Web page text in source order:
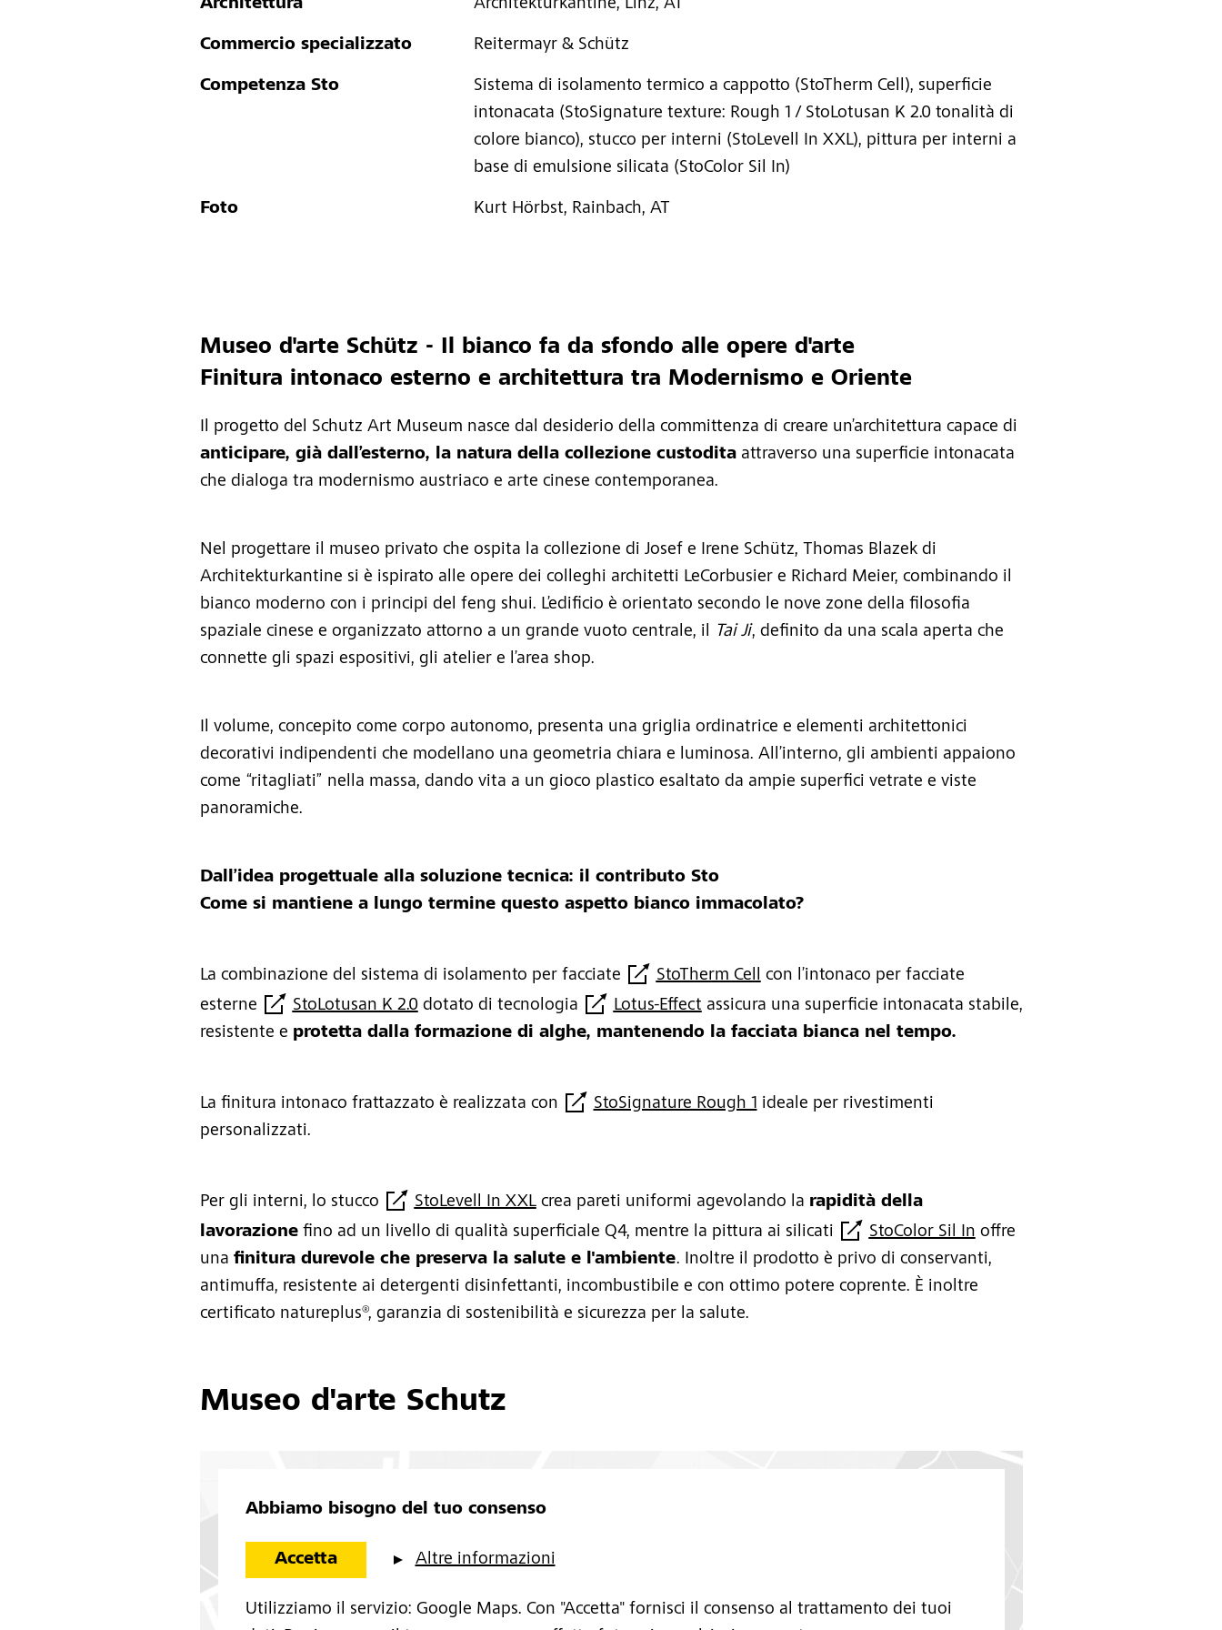
Architettura Architekturkantine, Linz, AT
Commercio specializzato Reitermayr & Schütz
Competenza Sto
Sistema di isolamento termico a cappotto (StoTherm Cell), superficie
intonacata (StoSignature texture: Rough 1 / StoLotusan K 2.0 tonalità di
colore bianco), stucco per interni (StoLevell In XXL), pittura per interni a
base di emulsione silicata (StoColor Sil In)
Foto Kurt Hörbst, Rainbach, AT
Museo d'arte Schütz - Il bianco fa da sfondo alle opere d'arte
Finitura intonaco esterno e architettura tra Modernismo e Oriente
Il progetto del Schutz Art Museum nasce dal desiderio della committenza di creare un’architettura capace di
anticipare, già dall’esterno, la natura della collezione custoditaattraverso una superficie intonacata
che dialoga tra modernismo austriaco e arte cinese contemporanea.
Nel progettare il museo privato che ospita la collezione di Josef e Irene Schütz, Thomas Blazek di
Architekturkantine si è ispirato alle opere dei colleghi architetti LeCorbusier e Richard Meier, combinando il
bianco moderno con i principi del feng shui. L’edificio è orientato secondo le nove zone della filosofia
spaziale cinese e organizzato attorno a un grande vuoto centrale, il Tai Ji, definito da una scala aperta che
connette gli spazi espositivi, gli atelier e l’area shop.
Il volume, concepito come corpo autonomo, presenta una griglia ordinatrice e elementi architettonici
decorativi indipendenti che modellano una geometria chiara e luminosa. All’interno, gli ambienti appaiono
come “ritagliati” nella massa, dando vita a un gioco plastico esaltato da ampie superfici vetrate e viste
panoramiche.
Dall’idea progettuale alla soluzione tecnica: il contributo Sto
Come si mantiene a lungo termine questo aspetto bianco immacolato?
La combinazione del sistema di isolamento per facciate StoTherm Cellcon l’intonaco per facciate
esterne
StoLotusan K 2.0dotato di tecnologia Lotus-Effectassicura una superficie intonacata stabile,
resistente e protetta dalla formazione di alghe, mantenendo la facciata bianca nel tempo.
La finitura intonaco frattazzato è realizzata con StoSignature Rough 1ideale per rivestimenti
personalizzati.
Per gli interni, lo stucco StoLevell In XXLcrea pareti uniformi agevolando la rapidità della
lavorazionefino ad un livello di qualità superficiale Q4, mentre la pittura ai silicati StoColor Sil Inoffre
una finitura durevole che preserva la salute e l'ambiente. Inoltre il prodotto è privo di conservanti,
antimuffa, resistente ai detergenti disinfettanti, incombustibile e con ottimo potere coprente. È inoltre
certificato natureplus®, garanzia di sostenibilità e sicurezza per la salute.
Museo d'arte Schutz
Abbiamo bisogno del tuo consenso
Accetta Altre informazioni
Utilizziamo il servizio: Google Maps. Con "Accetta" fornisci il consenso al trattamento dei tuoi